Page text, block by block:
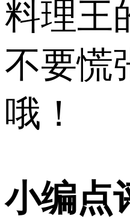
料理王
不要慌
哦！
小编点